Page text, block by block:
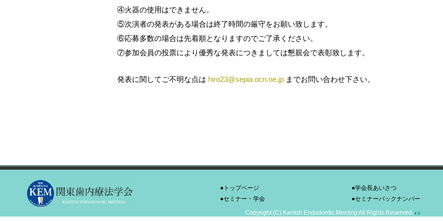
④火器の使用はできません。
⑤次演者の発表がある場合は終了時間の厳守をお願い致します。
⑥応募多数の場合は先着順となりますのでご了承ください。
⑦参加会員の投票により優秀な発表につきましては懇親会で表彰致します。
発表に関してご不明な点は hiro23@sepia.ocn.ne.jp までお問い合わせ下さい。
●トップページ ●学会長あいさつ
●セミナー・学会
●セミナーバックナンバー
Copyright (C) Kantoh Endodontic Meeting All Rights Reserved.